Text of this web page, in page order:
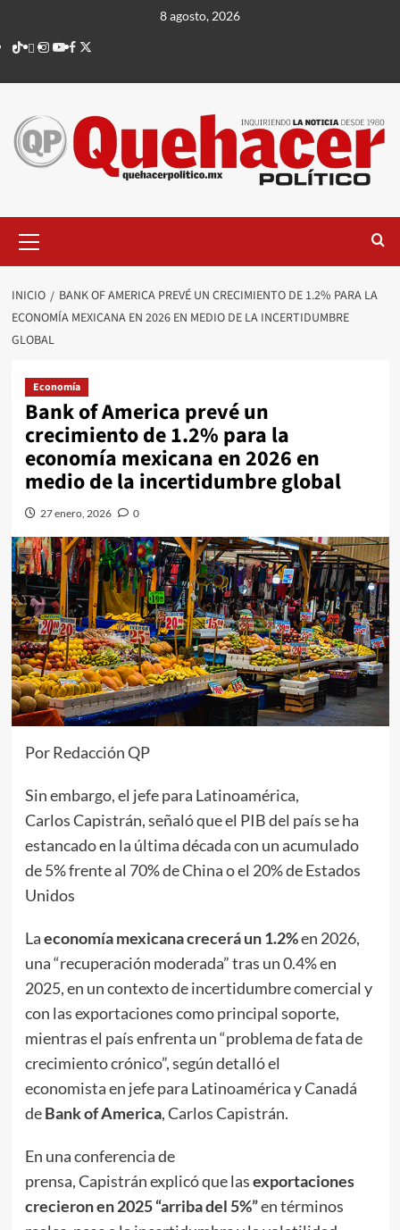
contenido
8 agosto, 2026
TikTok
threads
Instagram
Youtube
Facebook
X
principal
INICIO
BANK OF AMERICA PREVÉ UN CRECIMIENTO DE 1.2% PARA LA
ECONOMÍA MEXICANA EN 2026 EN MEDIO DE LA INCERTIDUMBRE
GLOBAL
Economía
Bank of America prevé un
crecimiento de 1.2% para la
economía mexicana en 2026 en
medio de la incertidumbre global
27 enero, 2026 0
Por Redacción QP
Sin embargo, el jefe para Latinoamérica,
Carlos Capistrán, señaló que el PIB del país se ha
estancado en la última década con un acumulado
de 5% frente al 70% de China o el 20% de Estados
Unidos
Laeconomía mexicana crecerá un 1.2%en 2026,
una “recuperación moderada” tras un 0.4% en
2025, en un contexto de incertidumbre comercial y
con las exportaciones como principal soporte,
mientras el país enfrenta un “problema de fata de
crecimiento crónico”, según detalló el
economista en jefe para Latinoamérica y Canadá
deBank of America, Carlos Capistrán.
En una conferencia de
prensa, Capistrán explicó que lasexportaciones
crecieron en 2025 “arriba del 5%”en términos